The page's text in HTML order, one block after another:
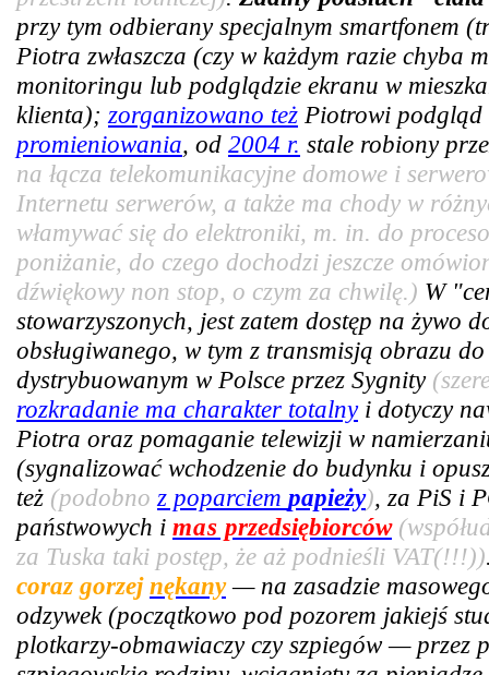
przy tym odbierany specjalnym smartfonem
Piotra zwłaszcza (czy w każdym razie chyba
monitoringu lub podglądzie ekranu w
klienta); zorganizowano też Piotrowi
promieniowania, od 2004 r. stale robiony
na łącza telekomunikacyjne domowe i
Internetu serwerów, a także ma chody w
włamywać się do elektroniki, m. in. do
poniżanie, do czego dochodzi jeszcze
dźwiękowy non stop, o czym za chwilę.) W
stowarzyszonych, jest zatem dostęp na żywo
obsługiwanego, w tym z transmisją obrazu
dystrybuowanym w Polsce przez Sygnity
rozkradanie ma charakter totalnyi dotyczy
Piotra oraz pomaganie telewizji w
(sygnalizować wchodzenie do budynku i
też (podobno z poparciem papieży), za PiS i
państwowych i mas przedsiębiorców
za Tuska taki postęp, że aż podnieśli VAT(!!!))
coraz gorzejnękany— na zasadzie
odzywek (początkowo pod pozorem jakiejś
plotkarzy-obmawiaczy czy szpiegów — przez